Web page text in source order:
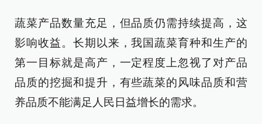
蔬菜产品数量充足，但品质仍需持续提高，这
影响收益。长期以来，我国蔬菜育种和生产的
第一目标就是高产，一定程度上忽视了对产品
品质的挖掘和提升，有些蔬菜的风味品质和营
养品质不能满足人民日益增长的需求。